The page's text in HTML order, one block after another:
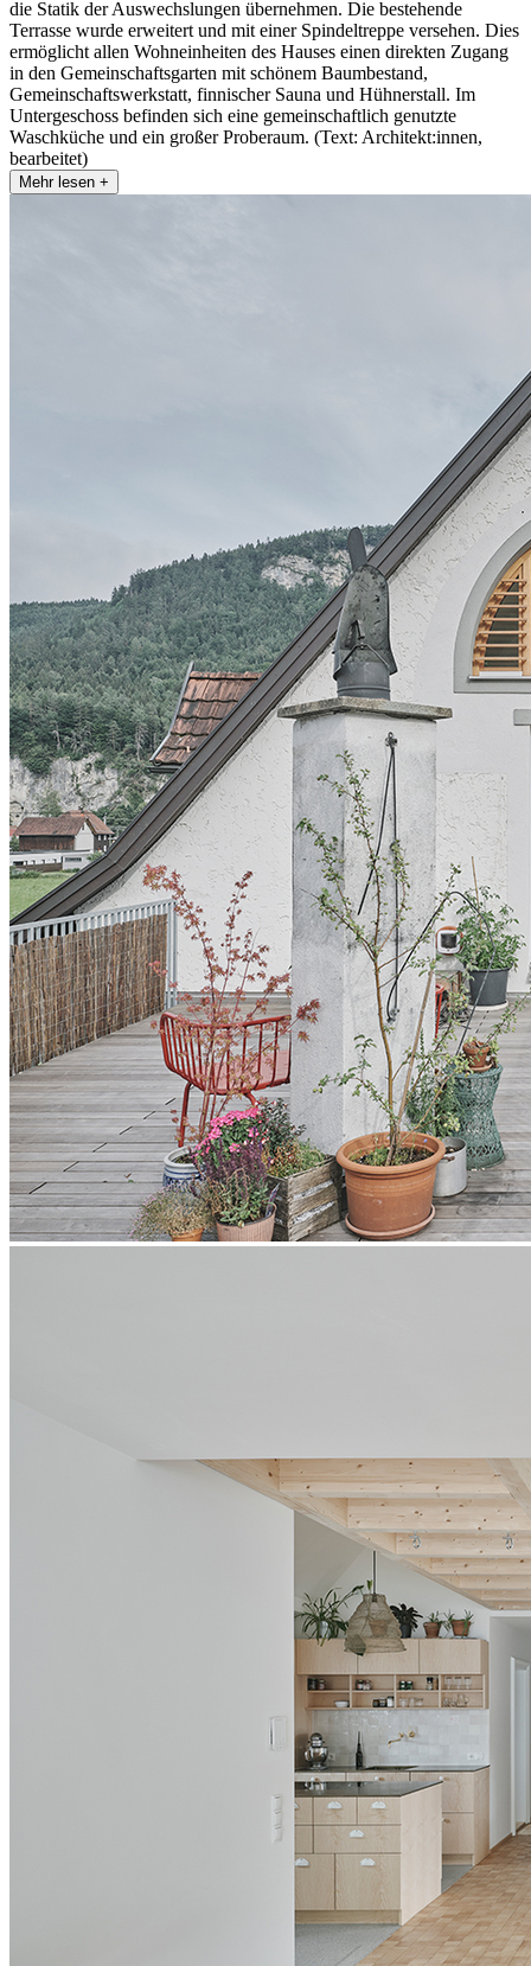
die Statik der Auswechslungen übernehmen. Die bestehende
Terrasse wurde erweitert und mit einer Spindeltreppe versehen. Dies
ermöglicht allen Wohneinheiten des Hauses einen direkten Zugang
in den Gemeinschaftsgarten mit schönem Baumbestand,
Gemeinschaftswerkstatt, finnischer Sauna und Hühnerstall. Im
Untergeschoss befinden sich eine gemeinschaftlich genutzte
Waschküche und ein großer Proberaum. (Text: Architekt:innen,
bearbeitet)
Mehr lesen +